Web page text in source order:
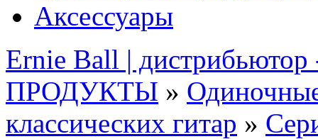
Аксессуары
Ernie Ball | дистрибьютор
ПРОДУКТЫ »
классических гитар »